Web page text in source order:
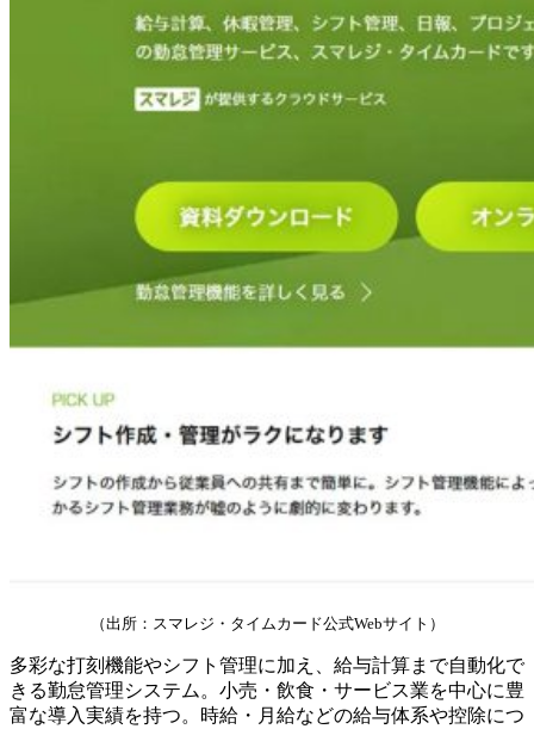
（出所：スマレジ・タイムカード公式Webサイト）
多彩な打刻機能やシフト管理に加え、給与計算まで自動化で
きる勤怠管理システム。小売・飲食・サービス業を中心に豊
富な導入実績を持つ。時給・月給などの給与体系や控除につ